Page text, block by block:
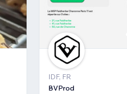
IDF, FR
BVProd